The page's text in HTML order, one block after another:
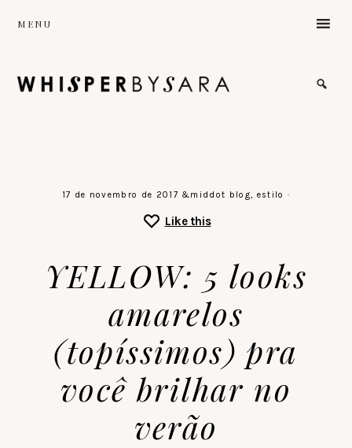
content
MENU
17 de novembro de 2017 &middot blog, estilo ·
Like this
YELLOW: 5 looks
amarelos
(topíssimos) pra
você brilhar no
verão